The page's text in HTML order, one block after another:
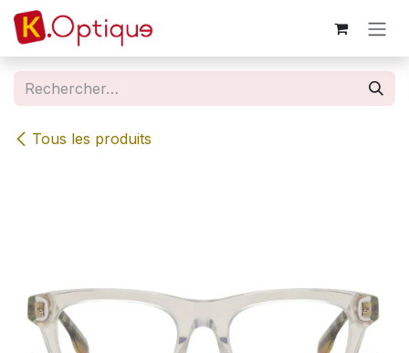
Se rendre au contenu
Tous les produits